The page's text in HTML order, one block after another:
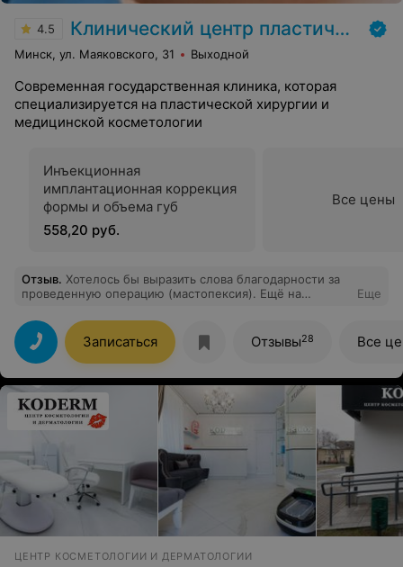
4.5 Клинический центр пластической хирургии и медицинской косметологии
Минск, ул. Маяковского, 31 Выходной
Современная государственная клиника, которая
специализируется на пластической хирургии и
медицинской косметологии
Инъекционная
имплантационная коррекция
формы и объема губ
558,20 руб.
Все цены
Отзыв. Хотелось бы выразить слова благодарности за
проведенную операцию (мастопексия). Ещё на
Игорь Вячеславович - профессионал своего дела:
детально ответил на заданные вопросы, проговорил
рекомендации перед проведением операции и
ожидаемый результат, который после был достигнут в
полной мере. Поддержка и внимательность со
стороны врача не оставила ни малейших сомнений
или волнений перед проведением операции.
Счастлива, что доверилась и все ожидания стали
реальностью. Рекомендую и безмерно благодарю!
Еще
Записаться Отзывы28 Все
ЦЕНТР КОСМЕТОЛОГИИ И ДЕРМАТОЛОГИИ